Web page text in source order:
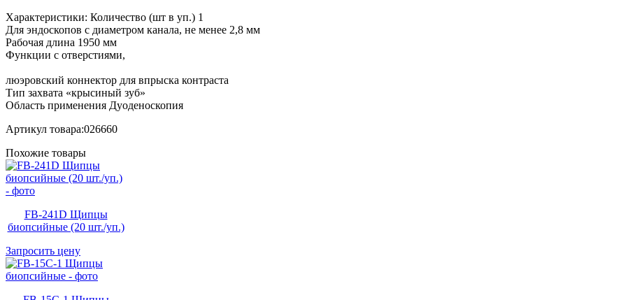
Характеристики: Количество (шт в уп.) 1
Для эндоскопов с диаметром канала, не менее 2,8 мм
Рабочая длина 1950 мм
Функции с отверстиями,
люэровский коннектор для впрыска контраста
Тип захвата «крысиный зуб»
Область применения Дуоденоскопия
Артикул товара:026660
Похожие товары
FB-241D Щипцы
биопсийные (20 шт./уп.)
Запросить цену